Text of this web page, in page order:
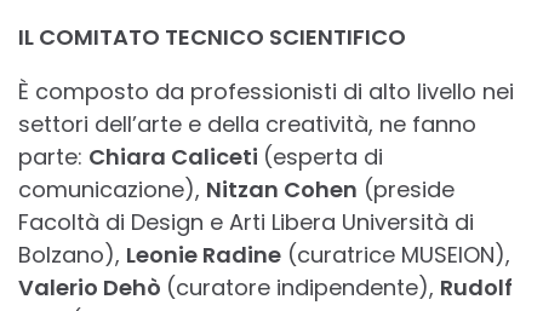
IL COMITATO TECNICO SCIENTIFICO
È composto da professionisti di alto livello nei
settori dell’arte e della creatività, ne fanno
parte: Chiara Caliceti (esperta di
comunicazione), Nitzan Cohen (preside
Facoltà di Design e Arti Libera Università di
Bolzano), Leonie Radine (curatrice MUSEION),
Valerio Dehò (curatore indipendente), Rudolf